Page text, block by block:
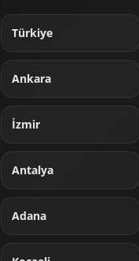
Türkiye
Ankara
İzmir
Antalya
Adana